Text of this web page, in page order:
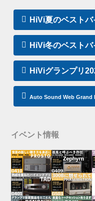
HiVi夏のベスト
HiVi冬のベスト
HiViグランプリ
Auto Sound Web Grand
イベント情報